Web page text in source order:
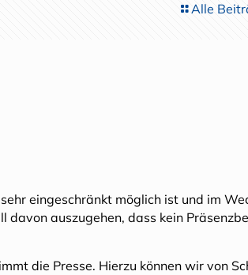
Alle
eingeschränkt möglich ist und im
davon auszugehen, dass kein
die Presse. Hierzu können wir von